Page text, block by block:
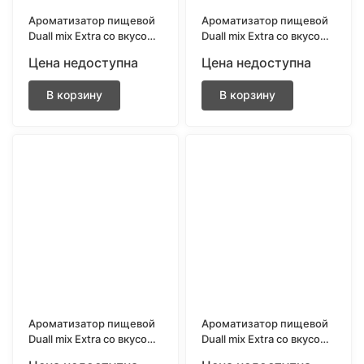
Ароматизатор пищевой
Duall mix Extra со вкусом
Цена недоступна
В корзину
Ароматизатор пищевой
Duall mix Extra со вкусом
Цена недоступна
В корзину
Ароматизатор пищевой
Duall mix Extra со вкусом
Ароматизатор пищевой
Duall mix Extra со вкусом